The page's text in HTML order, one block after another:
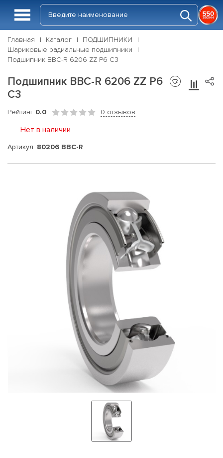
Главная Каталог
ПОДШИПНИКИ
Шариковые радиальные подшипники
Подшипник BBC-R 6206 ZZ P6 C3
Подшипник BBC-R 6206 ZZ P6
C3
Рейтинг 0.0 0 отзывов
Нет в наличии
Артикул: 80206 BBC-R